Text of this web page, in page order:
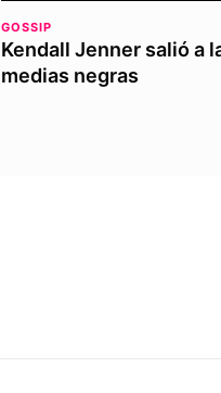
GOSSIP
Kendall Jenner salió a
medias negras